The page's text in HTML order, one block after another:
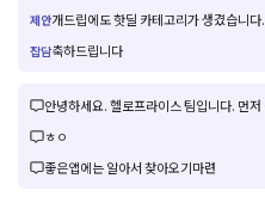
제안개드립에도 핫딜 카테고리가 생겼습니다.
잡담축하드립니다
ㅎㅇ
좋은앱에는 알아서 찾아오기마련